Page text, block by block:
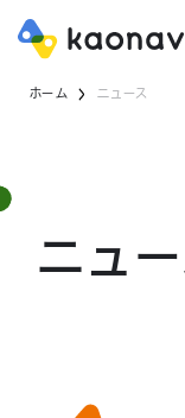
ホーム ニュース
ニュ